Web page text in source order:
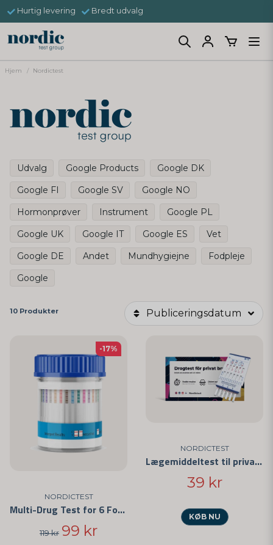
Hurtig levering Bredt udvalg
Hjem Nordictest
Udvalg Google Products
Google DK
Google FI
Google SV
Google NO
Hormonprøver
Instrument
Google PL
Google UK
Google IT Google ES
Vet
Google DE
Andet Mundhygiejne
Fodpleje
Google
10 Produkter Publiceringsdatum
NORDICTEST
Multi-Drug Test for 6 Forskellige Stoffer
119 kr 99 kr
-17%
NORDICTEST
Lægemiddeltest til privat brug - Nem at bruge og CE-mærket
39 kr
KØB NU